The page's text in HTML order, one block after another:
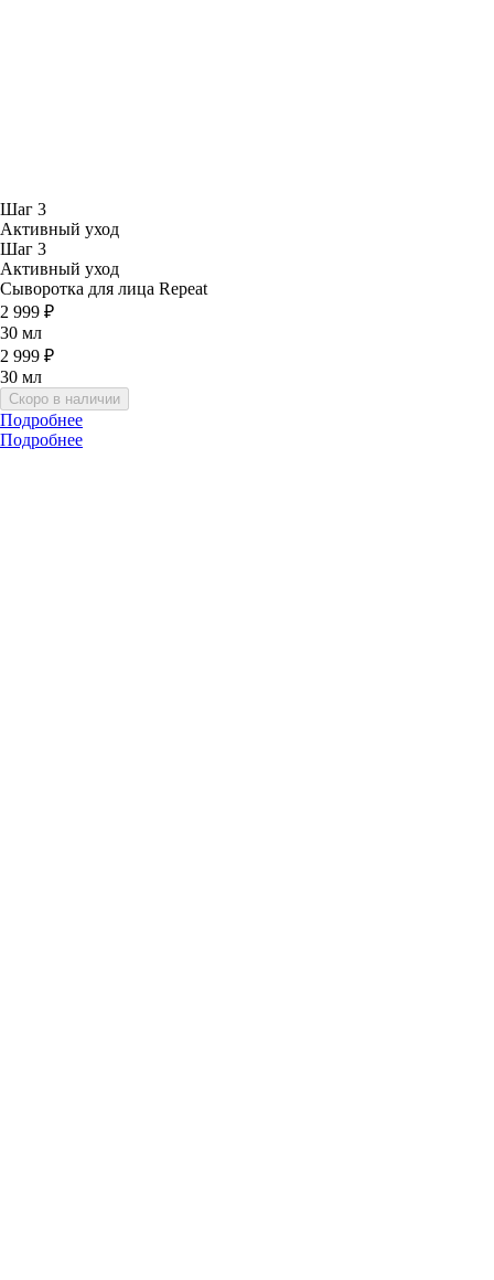
Шаг 3
Активный уход
Шаг 3
Активный уход
Сыворотка для лица Repeat
2 999 ₽
30 мл
2 999 ₽
30 мл
Скоро в наличии
Подробнее
Подробнее